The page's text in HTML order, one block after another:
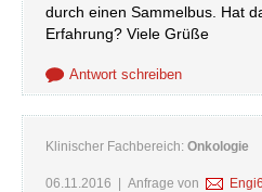
durch einen Sammelbus. Hat
Erfahrung? Viele Grüße
Antwort schreiben
Klinischer Fachbereich: Onkologie
06.11.2016 | Anfrage von